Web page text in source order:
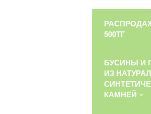
500ТГ
БУСИНЫ И
ИЗ
КАМНЕЙ